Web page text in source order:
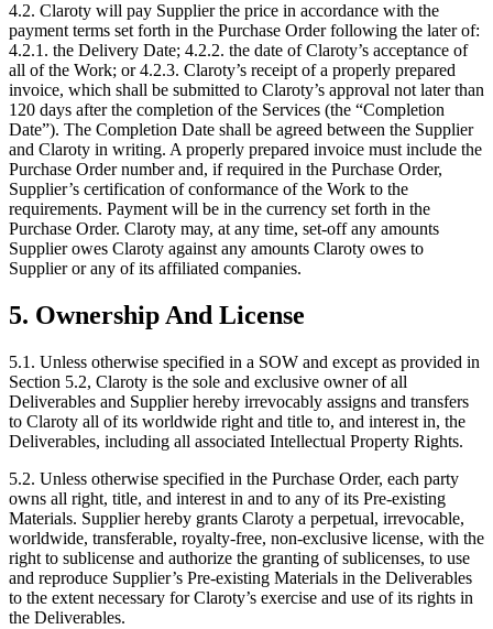
4.2. Claroty will pay Supplier the price in accordance with the
payment terms set forth in the Purchase Order following the later of:
4.2.1. the Delivery Date; 4.2.2. the date of Claroty’s acceptance of
all of the Work; or 4.2.3. Claroty’s receipt of a properly prepared
invoice, which shall be submitted to Claroty’s approval not later than
120 days after the completion of the Services (the “Completion
Date”). The Completion Date shall be agreed between the Supplier
and Claroty in writing. A properly prepared invoice must include the
Purchase Order number and, if required in the Purchase Order,
Supplier’s certification of conformance of the Work to the
requirements. Payment will be in the currency set forth in the
Purchase Order. Claroty may, at any time, set-off any amounts
Supplier owes Claroty against any amounts Claroty owes to
Supplier or any of its affiliated companies.
5. Ownership And License
5.1. Unless otherwise specified in a SOW and except as provided in
Section 5.2, Claroty is the sole and exclusive owner of all
Deliverables and Supplier hereby irrevocably assigns and transfers
to Claroty all of its worldwide right and title to, and interest in, the
Deliverables, including all associated Intellectual Property Rights.
5.2. Unless otherwise specified in the Purchase Order, each party
owns all right, title, and interest in and to any of its Pre-existing
Materials. Supplier hereby grants Claroty a perpetual, irrevocable,
worldwide, transferable, royalty-free, non-exclusive license, with the
right to sublicense and authorize the granting of sublicenses, to use
and reproduce Supplier’s Pre-existing Materials in the Deliverables
to the extent necessary for Claroty’s exercise and use of its rights in
the Deliverables.